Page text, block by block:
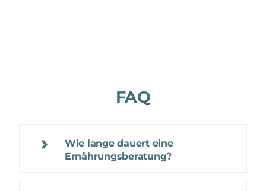
FAQ
Wie lange dauert eine
Ernährungsberatung?